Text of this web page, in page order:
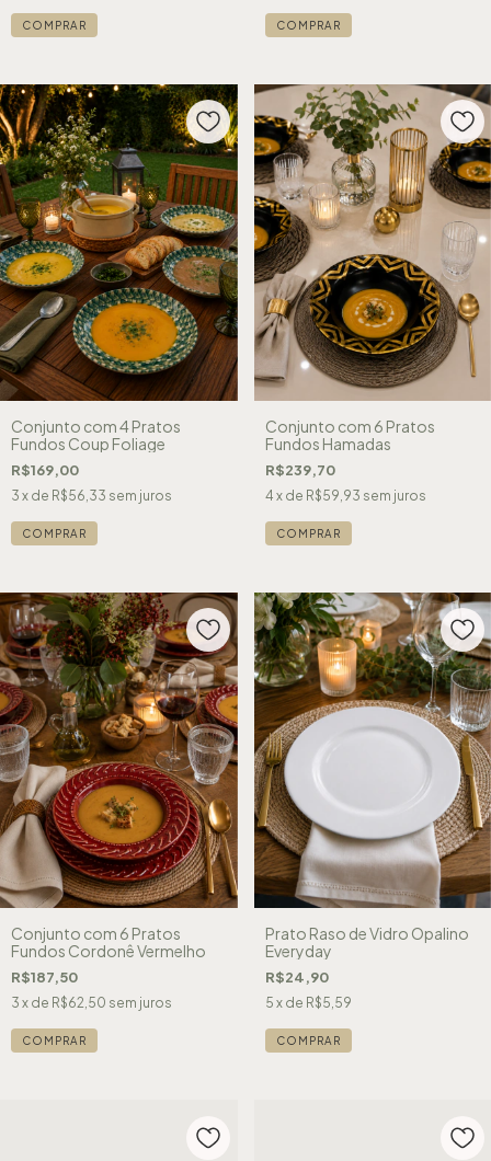
Conjunto com 4 Pratos
Fundos Coup Foliage
R$169,00
3 x de R$56,33 sem juros
Conjunto com 6 Pratos
Fundos Hamadas
R$239,70
4 x de R$59,93 sem juros
Conjunto com 6 Pratos
Fundos Cordonê Vermelho
R$187,50
3 x de R$62,50 sem juros
Prato Raso de Vidro Opalino
Everyday
R$24,90
5 x de R$5,59